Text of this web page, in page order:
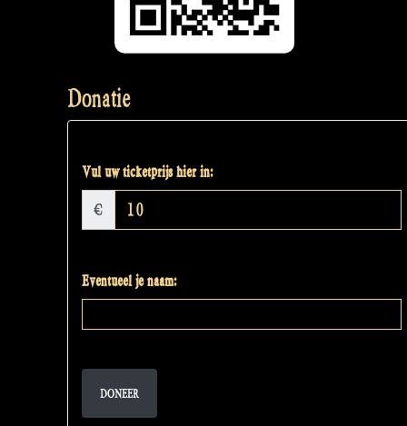
Donatie
Vul uw ticketprijs hier in:
€
Eventueel je naam:
DONEER